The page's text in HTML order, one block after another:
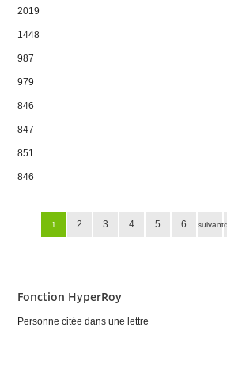
2019
1448
987
979
846
847
851
846
1 2 3 4 5 6 suivant ›
Fonction HyperRoy
Personne citée dans une lettre